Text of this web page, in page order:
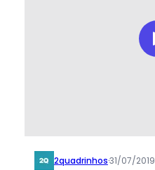
2quadrinhos·31/07/2019